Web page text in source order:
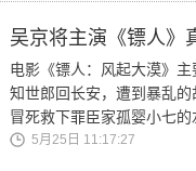
吴京将主演《镖人》
电影《镖人：风起大漠》
知世郎回长安，遭到暴乱
冒死救下罪臣家孤婴小七
5月25日 11:17:27